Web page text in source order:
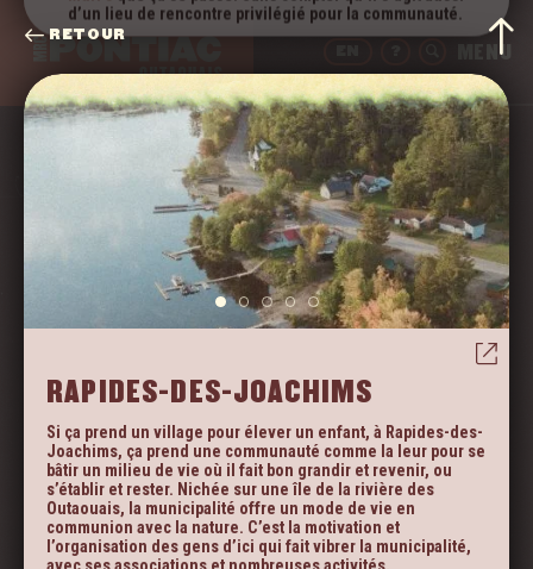
LE
d’un lieu de rencontre privilégié pour la communauté.
NOTRE COMMUNAUTÉ
On retrouve deux associations d’artistes à Portage-du-
Les artistes de la rivière et l’
Association des
artistes du Pontiac. Ensemble, ils contribuent à faire
vibrer le cœur villageois de la municipalité, mais aussi à
assurer le développement de la vie culturelle du Pontiac.
En 2021, les Portageois.es ont vu le bâtiment d’un ancien
restaurant changer de vocation complètement, en
devenant une résidence pour personnes retraitées
autonomes. Un beau projet pour garder les aînés au
MAISONS OU TERRAINS À VENDRE
FACEBOOK
PORTAGE-DU-FORT.COM
RAPIDES-DES-JOACHIMS
Si ça prend un village pour élever un enfant, à Rapides-des-
Joachims, ça prend une communauté comme la leur pour se
bâtir un milieu de vie où il fait bon grandir et revenir, ou
s’établir et rester. Nichée sur une île de la rivière des
Outaouais, la municipalité offre un mode de vie en
communion avec la nature. C’est la motivation et
l’organisation des gens d’ici qui fait vibrer la municipalité,
RETOUR